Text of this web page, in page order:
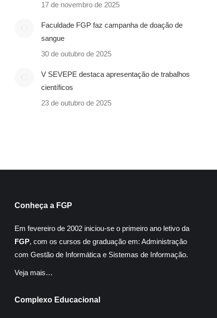
17 de novembro de 2025
Faculdade FGP faz campanha de doação de
sangue
30 de outubro de 2025
V SEVEPE destaca apresentação de trabalhos
científicos
23 de outubro de 2025
Conheça a FGP
Em fevereiro de 2002 iniciou-se o primeiro ano letivo da
FGP, com os cursos de graduação em: Administração
com Gestão de Informática e Sistemas de Informação.
Veja mais…
Complexo Educacional